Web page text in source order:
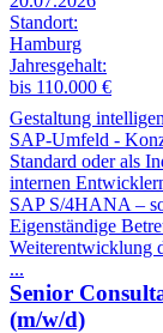
Standort:
Hamburg
Jahresgehalt:
bis 110.000 €
Gestaltung
SAP‑Umfeld -
Standard oder als
internen
SAP S/4HANA –
Eigenständige
Weiterentwicklung
...
Senior
(m/w/d)